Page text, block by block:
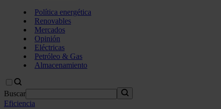
Política energética
Renovables
Mercados
Opinión
Eléctricas
Petróleo & Gas
Almacenamiento
Buscar
Eficiencia